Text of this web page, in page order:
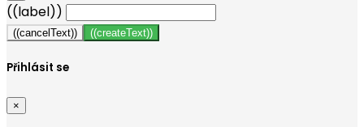
((label))
((cancelText)) ((createText))
Přihlásit se
×